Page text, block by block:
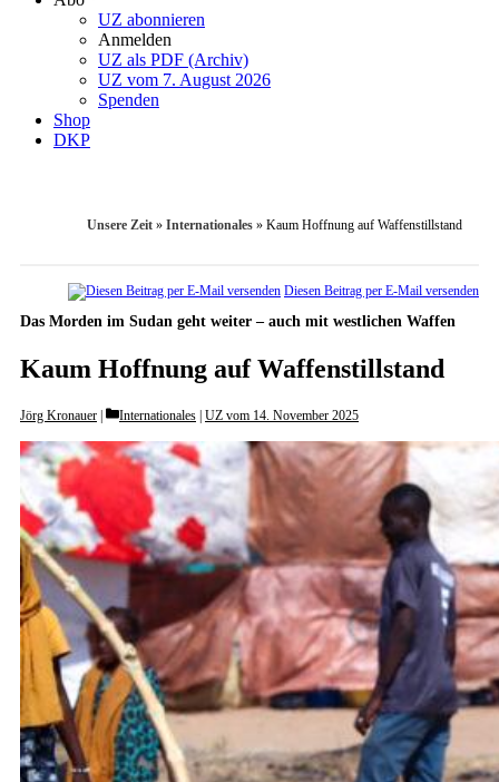
UZ abonnieren
Anmelden
UZ als PDF (Archiv)
UZ vom 7. August 2026
Spenden
Shop
DKP
Unsere Zeit » Internationales » Kaum Hoffnung auf Waffenstillstand
Diesen Beitrag per E-Mail versenden
Das Morden im Sudan geht weiter – auch mit westlichen Waffen
Kaum Hoffnung auf Waffenstillstand
Jörg Kronauer Categories
Internationales UZ vom 14. November 2025